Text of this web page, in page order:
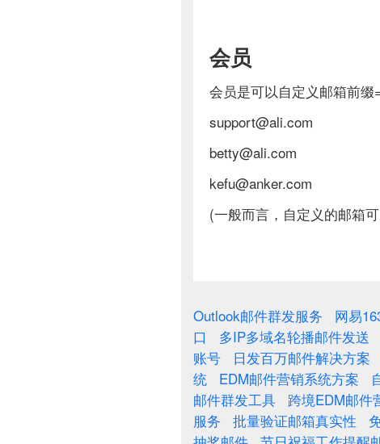
会员
会员是可以自定义邮箱前
support@ali.com
betty@ali.com
kefu@anker.com
(一般而言，自定义的邮箱
Outlook邮件群发服务 网易
口
多IP多域名轮播邮件发送
账号
日发百万邮件解决方案
统
EDM邮件营销系统方案
邮件群发工具
跨境EDM邮件
服务
批量验证邮箱真实性